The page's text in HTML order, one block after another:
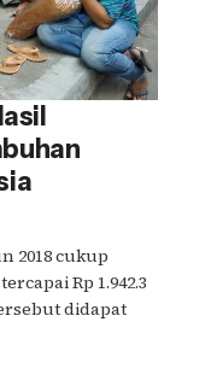
2018 cukup
Rp 1.942.3
didapat